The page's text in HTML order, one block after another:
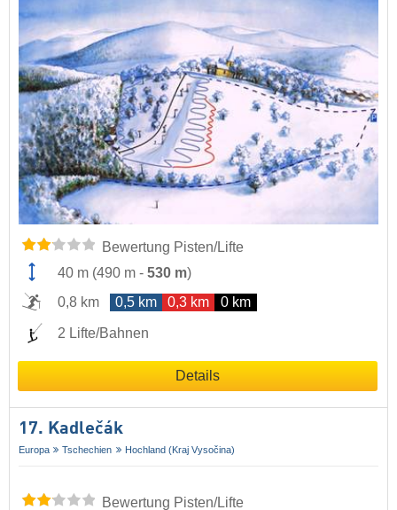
Bewertung Pisten/Lifte
40 m (490 m - 530 m)
0,8 km
0,5 km 0,3 km 0 km
2 Lifte/Bahnen
Details
17. Kadlečák
Europa Tschechien Hochland (Kraj Vysočina)
Bewertung Pisten/Lifte